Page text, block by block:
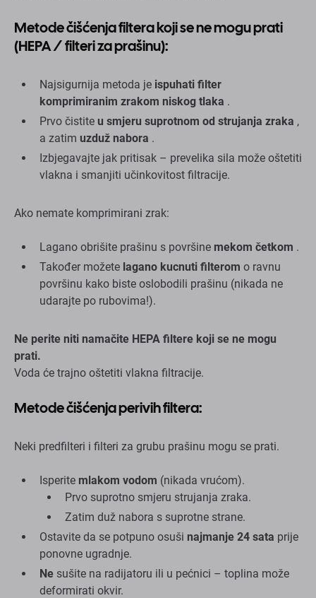
Metode čišćenja filtera koji se ne mogu prati
(HEPA / filteri za prašinu):
Najsigurnija metoda je ispuhati filter
komprimiranim zrakom niskog tlaka .
Prvo čistite u smjeru suprotnom od strujanja zraka ,
a zatim uzduž nabora .
Izbjegavajte jak pritisak – prevelika sila može oštetiti
vlakna i smanjiti učinkovitost filtracije.
Ako nemate komprimirani zrak:
Lagano obrišite prašinu s površine mekom četkom .
Također možete lagano kucnuti filterom o ravnu
površinu kako biste oslobodili prašinu (nikada ne
udarajte po rubovima!).
Ne perite niti namačite HEPA filtere koji se ne mogu
prati.
Voda će trajno oštetiti vlakna filtracije.
Metode čišćenja perivih filtera:
Neki predfilteri i filteri za grubu prašinu mogu se prati.
Isperite mlakom vodom (nikada vrućom).
Prvo suprotno smjeru strujanja zraka.
Zatim duž nabora s suprotne strane.
Ostavite da se potpuno osuši najmanje 24 sata prije
ponovne ugradnje.
Ne sušite na radijatoru ili u pećnici – toplina može
deformirati okvir.